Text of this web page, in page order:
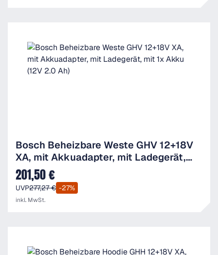
Bosch Beheizbare Weste GHV 12+18V
XA, mit Akkuadapter, mit Ladegerät,
mit 1x Akku (12V 2.0 Ah)
Verkaufspreis:
201,50 €
UVP277,27 € -27%
inkl. MwSt.